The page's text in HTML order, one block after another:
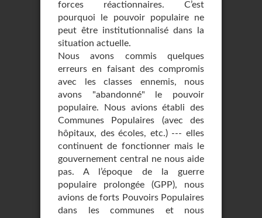
forces réactionnaires. C’est
pourquoi le pouvoir populaire ne
peut être institutionnalisé dans la
situation actuelle.
Nous avons commis quelques
erreurs en faisant des compromis
avec les classes ennemis, nous
avons "abandonné" le pouvoir
populaire. Nous avions établi des
Communes Populaires (avec des
hôpitaux, des écoles, etc.) --- elles
continuent de fonctionner mais le
gouvernement central ne nous aide
pas. A l’époque de la guerre
populaire prolongée (GPP), nous
avions de forts Pouvoirs Populaires
dans les communes et nous